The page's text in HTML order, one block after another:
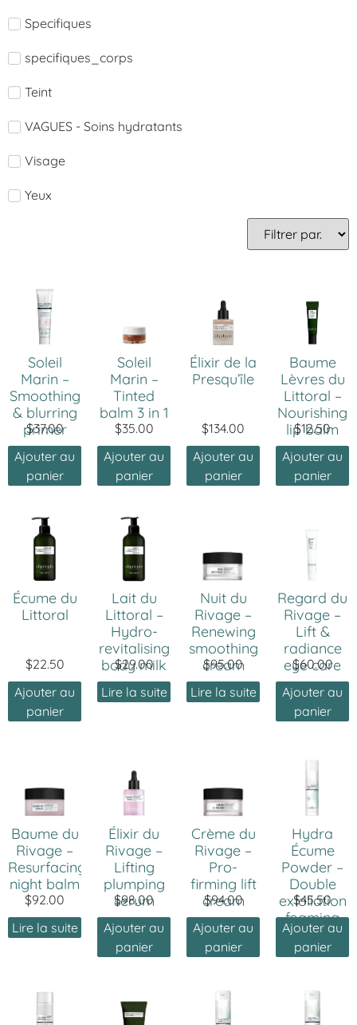
Specifiques
specifiques_corps
Teint
VAGUES - Soins hydratants
Visage
Yeux
Soleil
Marin –
Smoothing
& blurring
primer
$37.00
Ajouter au
panier
Soleil
Marin –
Tinted
balm 3 in 1
$35.00
Ajouter au
panier
Élixir de la
Presqu’île
$134.00
Ajouter au
panier
Baume
Lèvres du
Littoral –
Nourishing
lip balm
$12.50
Ajouter au
panier
Écume du
Littoral
$22.50
Ajouter au
panier
Lait du
Littoral –
Hydro-
revitalising
body milk
$29.00
Lire la suite
Nuit du
Rivage –
Renewing
smoothing
cream
$95.00
Lire la suite
Regard du
Rivage –
Lift &
radiance
eye care
$60.00
Ajouter au
panier
Baume du
Rivage –
Resurfacing
night balm
$92.00
Lire la suite
Élixir du
Rivage –
Lifting
plumping
serum
$98.00
Ajouter au
panier
Crème du
Rivage –
Pro-
firming lift
cream
$94.00
Ajouter au
panier
Hydra
Écume
Powder –
Double
exfoliation
foaming
powder
$45.50
Ajouter au
panier